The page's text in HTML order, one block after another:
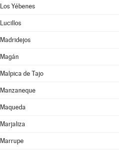
Los Yébenes
Lucillos
Madridejos
Magán
Malpica de Tajo
Manzaneque
Maqueda
Marjaliza
Marrupe